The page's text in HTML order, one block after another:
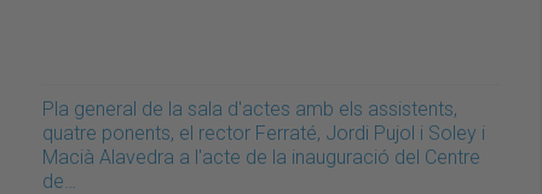
Pla general de la sala d'actes amb els assistents,
quatre ponents, el rector Ferraté, Jordi Pujol i Soley i
Macià Alavedra a l'acte de la inauguració del Centre
de…